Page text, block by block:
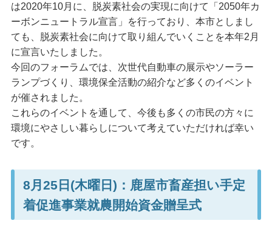
は2020年10月に、脱炭素社会の実現に向けて「2050年カ
ーボンニュートラル宣言」を行っており、本市としまし
ても、脱炭素社会に向けて取り組んでいくことを本年2月
に宣言いたしました。
今回のフォーラムでは、次世代自動車の展示やソーラー
ランプづくり、環境保全活動の紹介など多くのイベント
が催されました。
これらのイベントを通して、今後も多くの市民の方々に
環境にやさしい暮らしについて考えていただければ幸い
です。
8月25日(木曜日)：鹿屋市畜産担い手定
着促進事業就農開始資金贈呈式